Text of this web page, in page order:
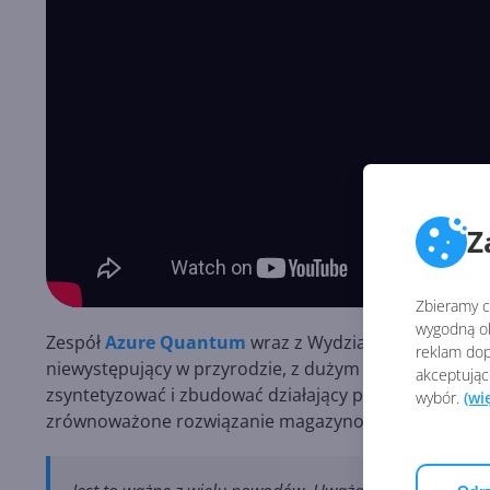
Zbieramy
wygodną
reklam
wybór.
ZespółAzure Quantum wraz z Wydziałem Energii
niewystępujący w przyrodzie, z dużym potencjałem
zsyntetyzować i zbudować działający prototyp, który
zrównoważone rozwiązanie magazynowania energii.